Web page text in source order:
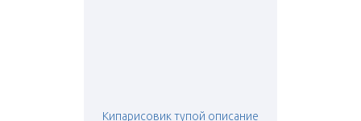
Кипарисовик тупой описание